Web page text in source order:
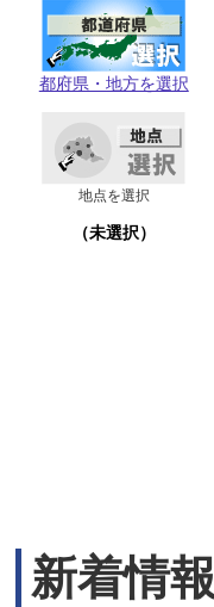
都府県・地方を選択
地点を選択
（未選択）
新着情報